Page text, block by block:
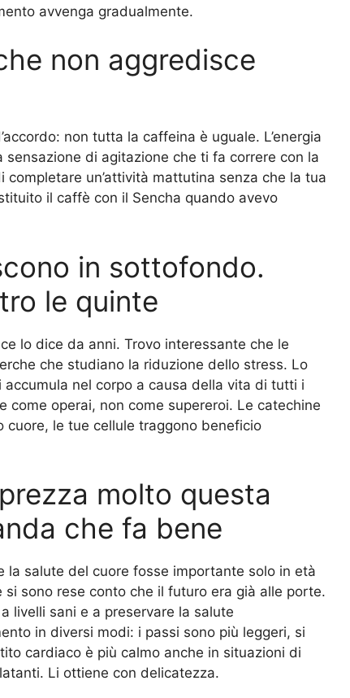
avvenga gradualmente.
non aggredisce
non tutta la caffeina è uguale. L’energia
di agitazione che ti fa correre con la
completare un’attività mattutina senza che la tua
il caffè con il Sencha quando avevo
in sottofondo.
le quinte
lo dice da anni. Trovo interessante che le
che studiano la riduzione dello stress. Lo
nel corpo a causa della vita di tutti i
come operai, non come supereroi. Le catechine
le tue cellule traggono beneficio
molto questa
che fa bene
la salute del cuore fosse importante solo in età
si sono rese conto che il futuro era già alle porte.
livelli sani e a preservare la salute
in diversi modi: i passi sono più leggeri, si
cardiaco è più calmo anche in situazioni di
Li ottiene con delicatezza.